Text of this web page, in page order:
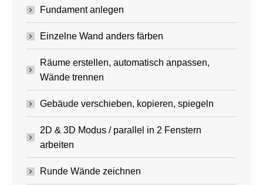
Fundament anlegen
Einzelne Wand anders färben
Räume erstellen, automatisch anpassen,
Wände trennen
Gebäude verschieben, kopieren, spiegeln
2D & 3D Modus / parallel in 2 Fenstern
arbeiten
Runde Wände zeichnen